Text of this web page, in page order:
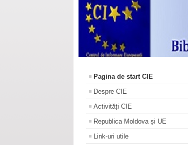
Pagina de start CIE
Despre CIE
Activități CIE
Republica Moldova și UE
Link-uri utile